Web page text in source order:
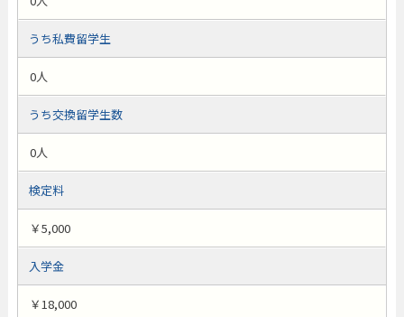
うち私費留学生
0人
うち交換留学生数
0人
検定料
￥5,000
入学金
￥18,000